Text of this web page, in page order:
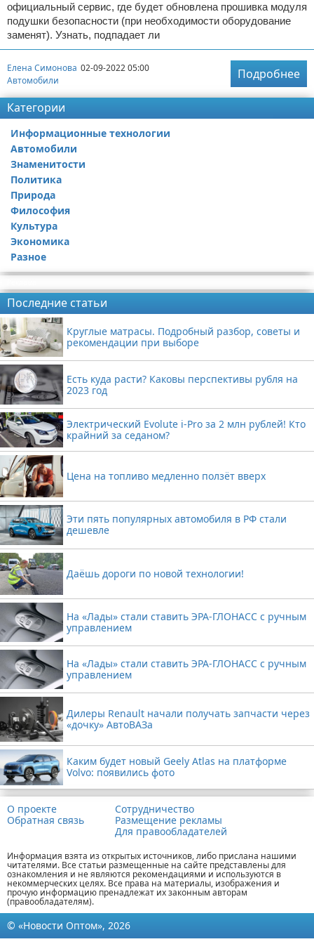
официальный сервис, где будет обновлена прошивка модуля
подушки безопасности (при необходимости оборудование
заменят). Узнать, подпадает ли
Елена Симонова 02-09-2022 05:00
Автомобили
Подробнее
Категории
Информационные технологии
Автомобили
Знаменитости
Политика
Природа
Философия
Культура
Экономика
Разное
Последние статьи
Круглые матрасы. Подробный разбор, советы и
рекомендации при выборе
Есть куда расти? Каковы перспективы рубля на
2023 год
Электрический Evolute i-Pro за 2 млн рублей! Кто
крайний за седаном?
Цена на топливо медленно ползёт вверх
Эти пять популярных автомобиля в РФ стали
дешевле
Даёшь дороги по новой технологии!
На «Лады» стали ставить ЭРА-ГЛОНАСС с ручным
управлением
На «Лады» стали ставить ЭРА-ГЛОНАСС с ручным
управлением
Дилеры Renault начали получать запчасти через
«дочку» АвтоВАЗа
Каким будет новый Geely Atlas на платформе
Volvo: появились фото
О проекте
Обратная связь
Сотрудничество
Размещение рекламы
Для правообладателей
Информация взята из открытых источников, либо прислана нашими
читателями. Все статьи размещенные на сайте представлены для
ознакомления и не являются рекомендациями и используются в
некоммерческих целях. Все права на материалы, изображения и
прочую информацию пренадлежат их законным авторам
(правообладателям).
© «Новости Оптом», 2026